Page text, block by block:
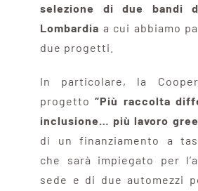
selezione di due bandi
Lombardia a cui abbiamo
due progetti.
In particolare, la
progetto“Più raccolta
inclusione… più lavoro
di un finanziamento a
che sarà impiegato per
sede e di due automezzi